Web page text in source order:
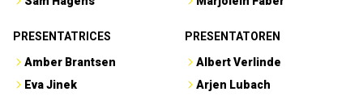
PRESENTATRICES
Amber Brantsen
Eva Jinek
PRESENTATOREN
Albert Verlinde
Arjen Lubach